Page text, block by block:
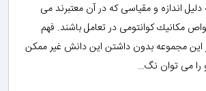
دلیل اندازه و مقیاسی كه در آن معتبرند می
مكانیك كوانتومی در تعامل باشند. فهم
این مجموعه بدون داشتن این دانش غیر ممكن
را می توان نگ…